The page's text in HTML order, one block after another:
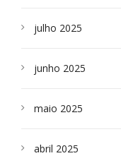
julho 2025
junho 2025
maio 2025
abril 2025